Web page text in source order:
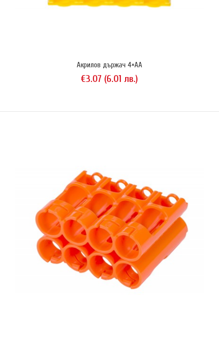
Акрилов държач 4×AA
размер AA (R6). Организира ги по удобен начин и ги предпазва от
изпадане . Позволява изваждане с една ръка. Произведен в САЩ...
Акрилов държач 4×AA
€3.07 (6.01 лв.)